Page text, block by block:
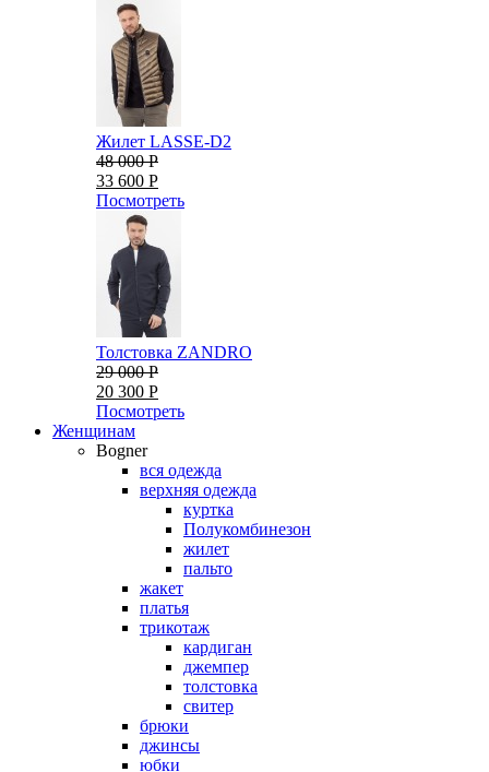
Жилет LASSE-D2
48 000 Р
33 600 Р
Посмотреть
Толстовка ZANDRO
29 000 Р
20 300 Р
Посмотреть
Женщинам
Bogner
вся одежда
верхняя одежда
куртка
Полукомбинезон
жилет
пальто
жакет
платья
трикотаж
кардиган
джемпер
толстовка
свитер
брюки
джинсы
юбки